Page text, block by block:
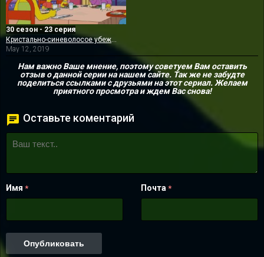
30 сезон - 23 серия
Кристально-синеволосое убеждение
May 12, 2019
Нам важно Ваше мнение, поэтому советуем Вам оставить
отзыв о данной серии на нашем сайте. Так же не забудте
поделиться ссылками с друзьями на этот сериал. Желаем
приятного просмотра и ждем Вас снова!
Оставьте коментарий
Имя * Почта *